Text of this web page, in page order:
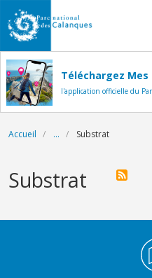
Aller au contenu principal
Téléchargez Mes
l'application officielle du
Fil d'Ariane
Accueil ... Substrat
Substrat